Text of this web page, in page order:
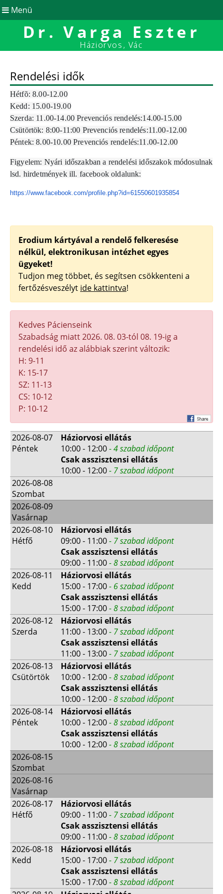
Menü
Dr. Varga Eszter
Háziorvos, Vác
Rendelési idők
Hétfõ: 8.00-12.00
Kedd: 15.00-19.00
Szerda: 11.00-14.00 Prevenciós rendelés:14.00-15.00
Csütörtök: 8:00-11:00 Prevenciós rendelés:11.00-12.00
Péntek: 8.00-10.00 Prevenciós rendelés:11.00-12.00
Figyelem: Nyári időszakban a rendelési időszakok módosulnak
lsd. hirdetmények ill. facebook oldalunk:
https://www.facebook.com/profile.php?id=61550601935854
Erodium kártyával a rendelő felkeresése
nélkül, elektronikusan intézhet egyes
ügyeket!
Tudjon meg többet, és segítsen csökkenteni a
fertőzésveszélyt ide kattintva!
Kedves Pácienseink
Szabadság miatt 2026. 08. 03-tól 08. 19-ig a
rendelési idő az alábbiak szerint változik:
H: 9-11
K: 15-17
SZ: 11-13
CS: 10-12
P: 10-12
2026-08-07
Péntek
Háziorvosi ellátás
10:00 - 12:00- 4 szabad időpont
Csak asszisztensi ellátás
10:00 - 12:00- 7 szabad időpont
2026-08-08
Szombat
2026-08-09
Vasárnap
2026-08-10
Hétfő
Háziorvosi ellátás
09:00 - 11:00- 7 szabad időpont
Csak asszisztensi ellátás
09:00 - 11:00- 8 szabad időpont
2026-08-11
Kedd
Háziorvosi ellátás
15:00 - 17:00- 6 szabad időpont
Csak asszisztensi ellátás
15:00 - 17:00- 8 szabad időpont
2026-08-12
Szerda
Háziorvosi ellátás
11:00 - 13:00- 7 szabad időpont
Csak asszisztensi ellátás
11:00 - 13:00- 7 szabad időpont
2026-08-13
Csütörtök
Háziorvosi ellátás
10:00 - 12:00- 8 szabad időpont
Csak asszisztensi ellátás
10:00 - 12:00- 8 szabad időpont
2026-08-14
Péntek
Háziorvosi ellátás
10:00 - 12:00- 8 szabad időpont
Csak asszisztensi ellátás
10:00 - 12:00- 8 szabad időpont
2026-08-15
Szombat
2026-08-16
Vasárnap
2026-08-17
Hétfő
Háziorvosi ellátás
09:00 - 11:00- 7 szabad időpont
Csak asszisztensi ellátás
09:00 - 11:00- 8 szabad időpont
2026-08-18
Kedd
Háziorvosi ellátás
15:00 - 17:00- 7 szabad időpont
Csak asszisztensi ellátás
15:00 - 17:00- 8 szabad időpont